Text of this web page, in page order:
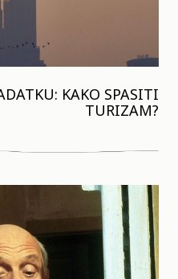
KAKO SPASITI
TURIZAM?